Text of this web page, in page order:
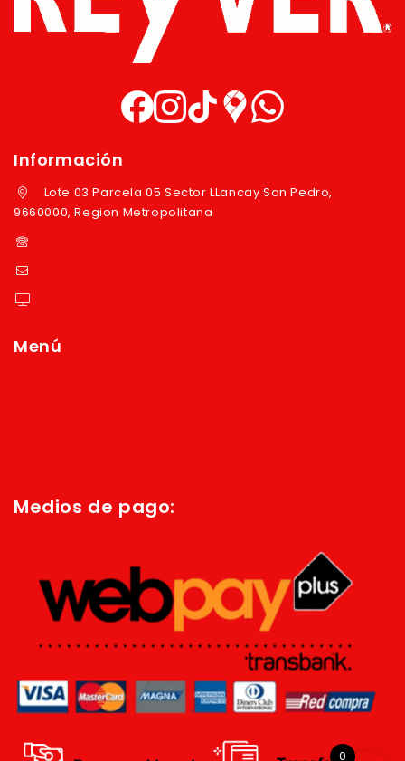
Información
Lote 03 Parcela 05 Sector LLancay San Pedro,
9660000, Region Metropolitana
Menú
Medios de pago:
0